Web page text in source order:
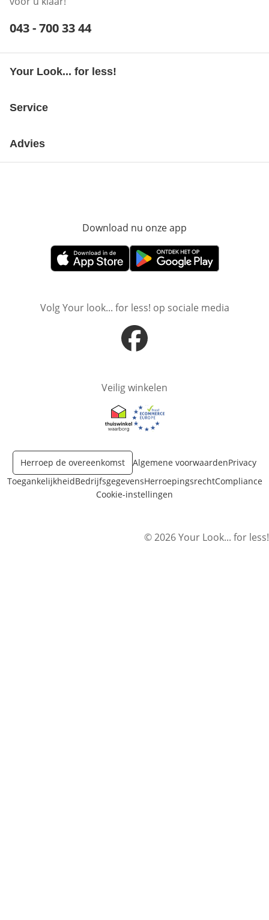
Telefoonnummer:
043 - 700 33 44
Your Look... for less!
Service
Advies
Download nu onze app
Opent in nieuw vensterOpent in nieuw venster
Volg Your look... for less! op sociale media
Opent in nieuw venster
Veilig winkelen
Opent in nieuw venster
Opent in nieuw venster
Herroep de overeenkomst Algemene voorwaardenPrivacy
ToegankelijkheidBedrijfsgegevensHerroepingsrechtCompliance
Cookie-instellingen
© 2026 Your Look... for less!